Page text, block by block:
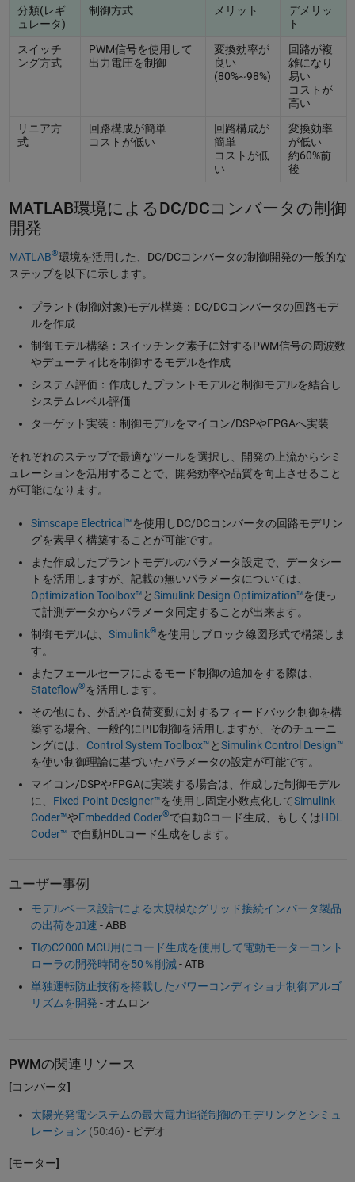
分類(レギ
ュレータ)
制御方式 メリット
デメリッ
ト
スイッチ
ング方式
PWM信号を使用して
出力電圧を制御
変換効率が
良い
(80%~98%)
回路が複
雑になり
易い
コストが
高い
リニア方
式
回路構成が簡単
コストが低い
回路構成が
簡単
コストが低
い
変換効率
が低い
約60%前
後
MATLAB環境によるDC/DCコンバータの制御
開発
MATLAB®環境を活用した、DC/DCコンバータの制御開発の一般的な
ステップを以下に示します。
プラント(制御対象)モデル構築：DC/DCコンバータの回路モデ
ルを作成
制御モデル構築：スイッチング素子に対するPWM信号の周波数
やデューティ比を制御するモデルを作成
システム評価：作成したプラントモデルと制御モデルを結合し
システムレベル評価
ターゲット実装：制御モデルをマイコン/DSPやFPGAへ実装
それぞれのステップで最適なツールを選択し、開発の上流からシミ
ュレーションを活用することで、開発効率や品質を向上させること
が可能になります。
Simscape Electrical™を使用しDC/DCコンバータの回路モデリン
グを素早く構築することが可能です。
また作成したプラントモデルのパラメータ設定で、データシー
トを活用しますが、記載の無いパラメータについては、
Optimization Toolbox™とSimulink Design Optimization™を使っ
て計測データからパラメータ同定することが出来ます。
制御モデルは、 Simulink® を使用しブロック線図形式で構築しま
す。
またフェールセーフによるモード制御の追加をする際は、
Stateflow® を活用します。
その他にも、外乱や負荷変動に対するフィードバック制御を構
築する場合、一般的にPID制御を活用しますが、そのチューニ
ングには、 Control System Toolbox™とSimulink Control Design™
を使い制御理論に基づいたパラメータの設定が可能です。
マイコン/DSPやFPGAに実装する場合は、作成した制御モデル
に、 Fixed-Point Designer™を使用し固定小数点化してSimulink
Coder™やEmbedded Coder®で自動Cコード生成、もしくはHDL
Coder™ で自動HDLコード生成をします。
ユーザー事例
モデルベース設計による大規模なグリッド接続インバータ製品
の出荷を加速 - ABB
TIのC2000 MCU用にコード生成を使用して電動モーターコント
ローラの開発時間を50％削減- ATB
単独運転防止技術を搭載したパワーコンディショナ制御アルゴ
リズムを開発 - オムロン
PWMの関連リソース
[コンバータ]
太陽光発電システムの最大電力追従制御のモデリングとシミュ
レーション (50:46) - ビデオ
[モーター]